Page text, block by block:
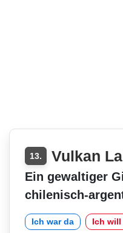
13. Vulkan
Ein gewaltiger
chilenisch-
Ich war da Ich will